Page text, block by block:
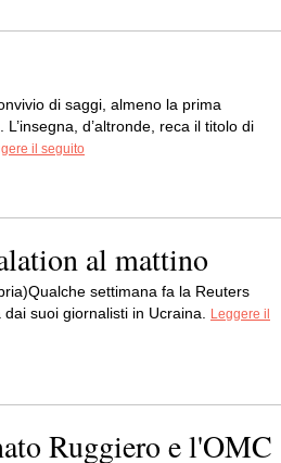
di saggi, almeno la prima
d’altronde, reca il titolo di
il seguito
al mattino
settimana fa la Reuters
suoi giornalisti in Ucraina.
Leggere il
Ruggiero e l'OMC